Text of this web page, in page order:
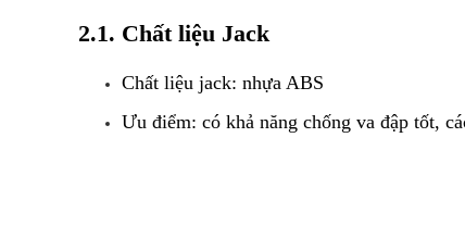
2.1. Chất liệu Jack
Chất liệu jack: nhựa ABS
Ưu điểm: có khả năng chống va đập tốt,